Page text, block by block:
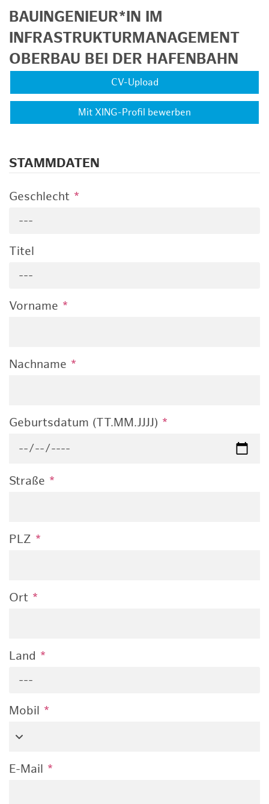
BAUINGENIEUR*IN IM
INFRASTRUKTURMANAGEMENT
OBERBAU BEI DER HAFENBAHN
CV-Upload
Mit XING-Profil bewerben
STAMMDATEN
Geschlecht *
---
Titel
---
Vorname *
Nachname *
Geburtsdatum (TT.MM.JJJJ) *
Straße *
PLZ *
Ort *
Land *
---
Mobil *
E-Mail *